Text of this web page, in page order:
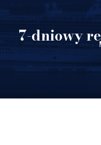
7-dniowy